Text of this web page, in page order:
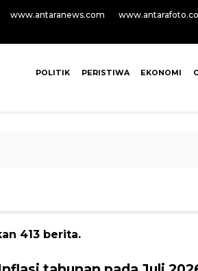
www.antaranews.com
POLITIK PERISTIWA EKONOMI
413 berita.